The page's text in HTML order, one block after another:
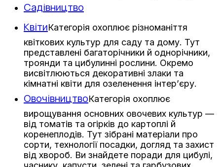
Садівництво
КвітиКатегорія охоплює різноманіття
квіткових культур для саду та дому. Тут
представлені багаторічники й однорічники,
троянди та цибулинні рослини. Окремо
висвітлюються декоративні злаки та
кімнатні квіти для озеленення інтер’єру.
ОвочівництвоКатегорія охоплює
вирощування основних овочевих культур —
від томатів та огірків до картоплі й
коренеплодів. Тут зібрані матеріали про
сорти, технології посадки, догляд та захист
від хвороб. Ви знайдете поради для цибулі,